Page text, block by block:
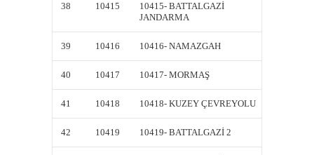
38 10415
10415- BATTALGAZİ
JANDARMA
39 10416 10416- NAMAZGAH
40 10417 10417- MORMAŞ
41 10418 10418- KUZEY ÇEVREYOLU
42 10419 10419- BATTALGAZİ 2